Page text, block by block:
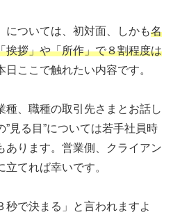
」については、初対面、しかも名
挨拶」や「所作」で８割程度は
日ここで触れたい内容です。
種、職種の取引先さまとお話し
見る目”については若手社員時
あります。営業側、クライアン
立てれば幸いです。
秒で決まる」と言われますよ